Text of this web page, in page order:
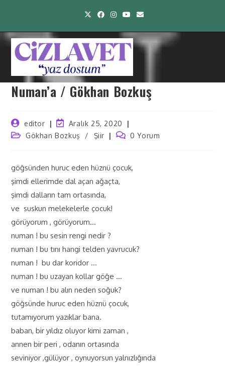
Numan’a / Gökhan Bozkuş
editor
Aralık 25, 2020
Gökhan Bozkuş
/ Şiir 0 Yorum
göğsünden huruc eden hüznü çocuk,
şimdi ellerimde dal açan ağaçta,
şimdi dalların tam ortasında,
ve suskun melekelerle çocuk!
görüyorum , görüyorum…
numan ! bu sesin rengi nedir ?
numan ! bu tını hangi telden yavrucuk?
numan ! bu dar koridor …
numan ! bu uzayan kollar göğe …
ve numan ! bu alın neden soğuk?
göğsünde huruc eden hüznü çocuk,
tutamıyorum yazıklar bana.
baban, bir yıldız oluyor kimi zaman ,
annen bir peri , odanın ortasında
seviniyor ,gülüyor , oynuyorsun yalnızlığında